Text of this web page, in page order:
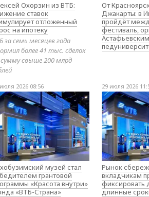
Охорзин из ВТБ:
ставок
отложенный
на ипотеку
за семь месяцев года
более 41 тыс. сделок
свыше 200 млрд
От
Джакарты: в
пройдёт
фестиваль,
Астафьевским
2026 08:56
музей стал
грантовой
«Красота внутри»
«ВТБ-Страна»
29 июля 2026
Рынок
вкладчикам
фиксировать
длинные